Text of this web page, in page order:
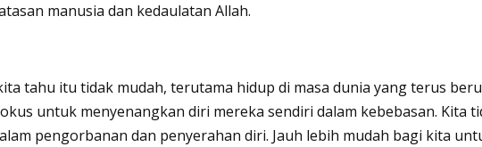
manusia dan kedaulatan Allah.
tahu itu tidak mudah, terutama hidup di masa dunia yang terus
untuk menyenangkan diri mereka sendiri dalam kebebasan. Kita
pengorbanan dan penyerahan diri. Jauh lebih mudah bagi kita